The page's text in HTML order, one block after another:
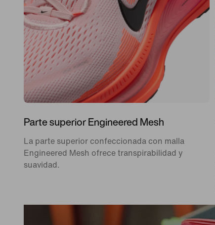
Parte superior Engineered Mesh
La parte superior confeccionada con malla
Engineered Mesh ofrece transpirabilidad y
suavidad.